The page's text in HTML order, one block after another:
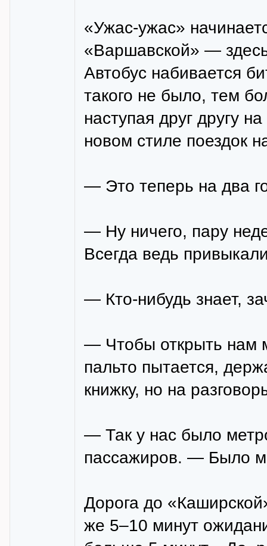
«Ужас-ужас»
«Варшавской» —
Автобус набивается
такого не было, тем
наступая друг другу
новом стиле поездок
— Это теперь на два
— Ну ничего, пару
Всегда ведь
— Кто-нибудь знает,
— Чтобы открыть нам
пальто пытается,
книжку, но на
— Так у нас было
пассажиров. — Было
Дорога до
же 5–10 минут